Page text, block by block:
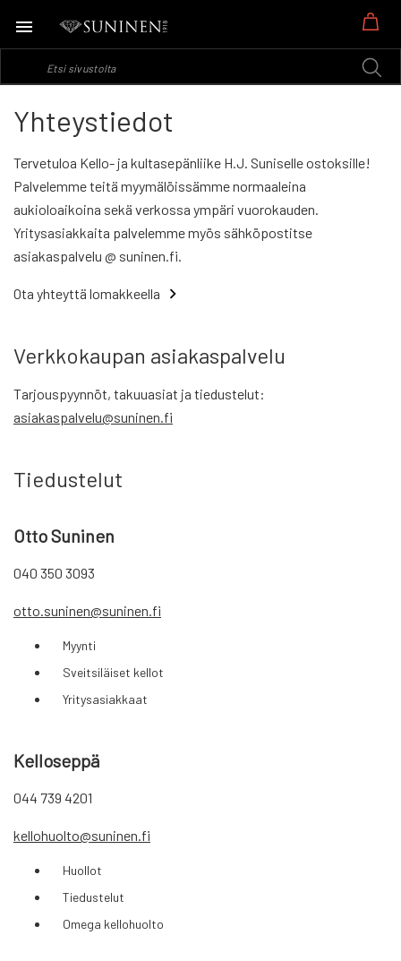
Yhteystiedot
Tervetuloa Kello- ja kultasepänliike H.J. Suniselle ostoksille!
Palvelemme teitä myymälöissämme normaaleina
aukioloaikoina sekä verkossa ympäri vuorokauden.
Yritysasiakkaita palvelemme myös sähköpostitse
asiakaspalvelu @ suninen.fi.
Ota yhteyttä lomakkeella
Verkkokaupan asiakaspalvelu
Tarjouspyynnöt, takuuasiat ja tiedustelut:
asiakaspalvelu@suninen.fi
Tiedustelut
Otto Suninen
040 350 3093
otto.suninen@suninen.fi
Myynti
Sveitsiläiset kellot
Yritysasiakkaat
Kelloseppä
044 739 4201
kellohuolto@suninen.fi
Huollot
Tiedustelut
Omega kellohuolto